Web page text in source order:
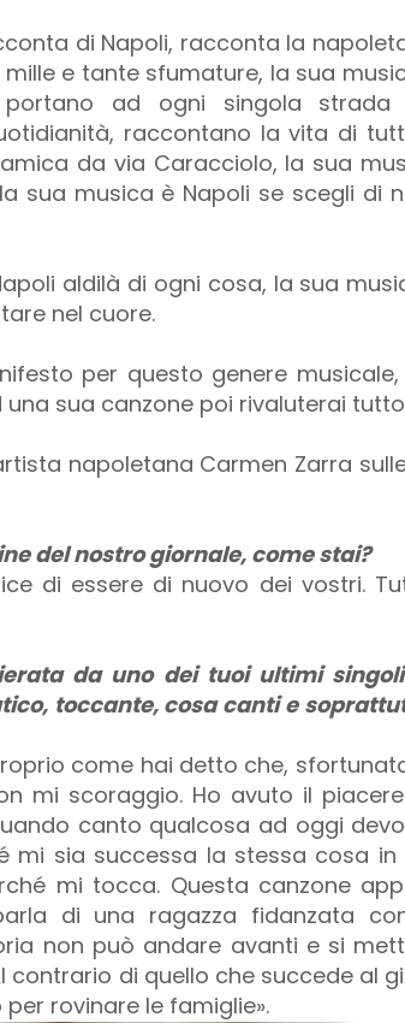
di Napoli, racconta la
e tante sfumature, la sua
ad ogni singola strada
raccontano la vita di
da via Caracciolo, la sua
sua musica è Napoli se scegli di
aldilà di ogni cosa, la sua
nel cuore.
per questo genere
sua canzone poi rivaluterai
napoletana Carmen Zarra
del nostro giornale, come stai?
di essere di nuovo dei vostri.
da uno dei tuoi ultimi
toccante, cosa canti e
come hai detto che,
mi scoraggio. Ho avuto il
canto qualcosa ad oggi
mi sia successa la stessa cosa in
mi tocca. Questa canzone
di una ragazza fidanzata
non può andare avanti e si
di quello che succede al
rovinare le famiglie».